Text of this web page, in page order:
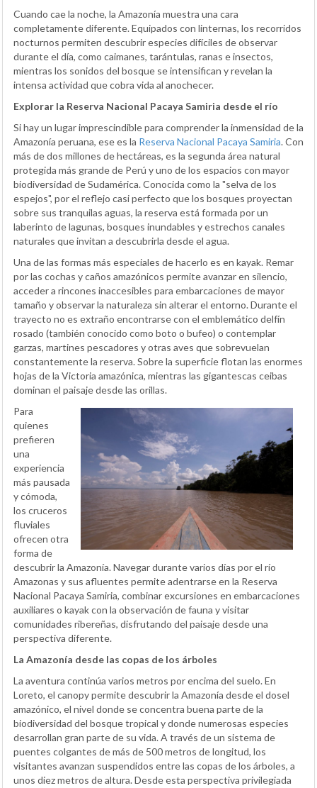
Cuando cae la noche, la Amazonía muestra una cara
completamente diferente. Equipados con linternas, los recorridos
nocturnos permiten descubrir especies difíciles de observar
durante el día, como caimanes, tarántulas, ranas e insectos,
mientras los sonidos del bosque se intensifican y revelan la
intensa actividad que cobra vida al anochecer.
Explorar la Reserva Nacional Pacaya Samiria desde el río
Si hay un lugar imprescindible para comprender la inmensidad de la
Amazonía peruana, ese es la Reserva Nacional Pacaya Samiria. Con
más de dos millones de hectáreas, es la segunda área natural
protegida más grande de Perú y uno de los espacios con mayor
biodiversidad de Sudamérica. Conocida como la "selva de los
espejos", por el reflejo casi perfecto que los bosques proyectan
sobre sus tranquilas aguas, la reserva está formada por un
laberinto de lagunas, bosques inundables y estrechos canales
naturales que invitan a descubrirla desde el agua.
Una de las formas más especiales de hacerlo es en kayak. Remar
por las cochas y caños amazónicos permite avanzar en silencio,
acceder a rincones inaccesibles para embarcaciones de mayor
tamaño y observar la naturaleza sin alterar el entorno. Durante el
trayecto no es extraño encontrarse con el emblemático delfín
rosado (también conocido como boto o bufeo) o contemplar
garzas, martines pescadores y otras aves que sobrevuelan
constantemente la reserva. Sobre la superficie flotan las enormes
hojas de la Victoria amazónica, mientras las gigantescas ceibas
dominan el paisaje desde las orillas.
Para
quienes
prefieren
una
experiencia
más pausada
y cómoda,
los cruceros
fluviales
ofrecen otra
forma de
descubrir la Amazonía. Navegar durante varios días por el río
Amazonas y sus afluentes permite adentrarse en la Reserva
Nacional Pacaya Samiria, combinar excursiones en embarcaciones
auxiliares o kayak con la observación de fauna y visitar
comunidades ribereñas, disfrutando del paisaje desde una
perspectiva diferente.
La Amazonía desde las copas de los árboles
La aventura continúa varios metros por encima del suelo. En
Loreto, el canopy permite descubrir la Amazonía desde el dosel
amazónico, el nivel donde se concentra buena parte de la
biodiversidad del bosque tropical y donde numerosas especies
desarrollan gran parte de su vida. A través de un sistema de
puentes colgantes de más de 500 metros de longitud, los
visitantes avanzan suspendidos entre las copas de los árboles, a
unos diez metros de altura. Desde esta perspectiva privilegiada